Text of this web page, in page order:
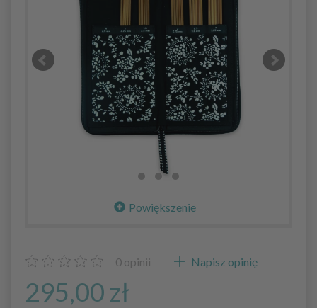
Powiększenie
0 opinii Napisz opinię
295,00 zł